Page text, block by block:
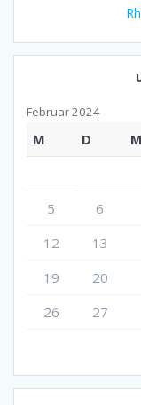
Februar 2024
M D M
5
6
12
13
19
20
26
27